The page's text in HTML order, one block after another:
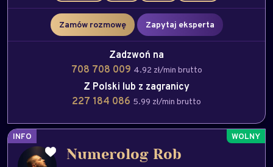
Zamów rozmowę Zapytaj eksperta
Zadzwoń na
708 708 009 4.92 zł/min brutto
Z Polski lub z zagranicy
227 184 086 5.99 zł/min brutto
INFO
Numerolog Rob